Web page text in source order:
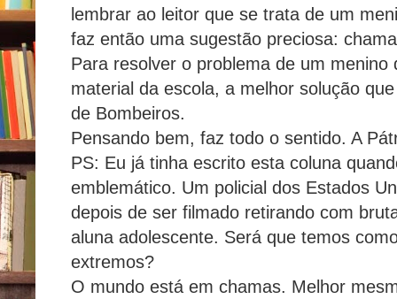
lembrar ao leitor que se trata de um
faz então uma sugestão preciosa:
Para resolver o problema de um menino
material da escola, a melhor solução
de Bombeiros.
Pensando bem, faz todo o sentido. A
PS: Eu já tinha escrito esta coluna
emblemático. Um policial dos Estados
depois de ser filmado retirando com
aluna adolescente. Será que temos
extremos?
O mundo está em chamas. Melhor